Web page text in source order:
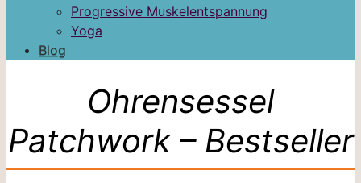
Progressive Muskelentspannung
Yoga
Blog
Ohrensessel
Patchwork – Bestseller